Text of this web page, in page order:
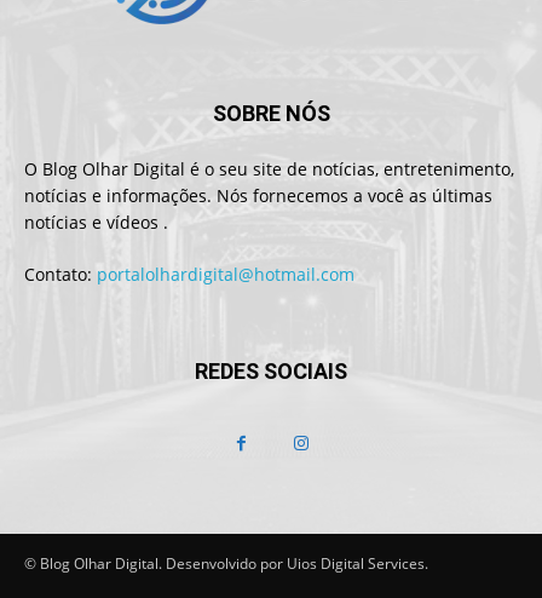
SOBRE NÓS
O Blog Olhar Digital é o seu site de notícias, entretenimento,
notícias e informações. Nós fornecemos a você as últimas
notícias e vídeos .
Contato: portalolhardigital@hotmail.com
REDES SOCIAIS
© Blog Olhar Digital. Desenvolvido por Uios Digital Services.